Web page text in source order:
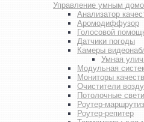
Управление умным
Анализатор
Аромодиффузор
Голосовой
Датчики погоды
Камеры
Умная
Модульная
Мониторы
Очистители
Потолочные
Роутер-
Роутер-репитер